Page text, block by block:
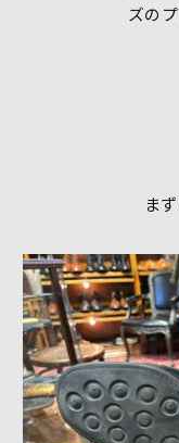
ズの
ま